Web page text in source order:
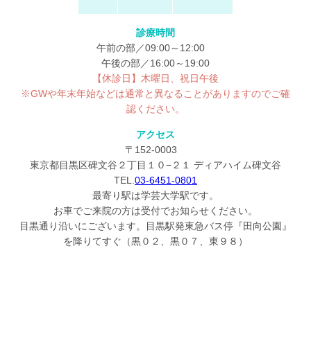
診療時間
午前の部／09:00～12:00
午後の部／16:00～19:00
【休診日】木曜日、祝日午後
※GWや年末年始などは通常と異なることがありますのでご確
認ください。
アクセス
〒152-0003
東京都目黒区碑文谷２丁目１０−２１ ディアハイム碑文谷
TEL. 03-6451-0801
最寄り駅は学芸大学駅です。
お車でご来院の方は受付でお知らせください。
目黒通り沿いにございます。目黒駅発東急バス停『田向公園』
を降りてすぐ（黒０２、黒０７、東９８）